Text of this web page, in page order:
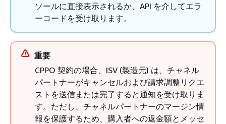
ソールに直接表示されるか、API を介してエラ
ーコードを受け取ります。
重要
CPPO 契約の場合、ISV (製造元) は、チャネル
パートナーがキャンセルおよび請求調整リクエ
ストを送信または完了すると通知を受け取りま
す。ただし、チャネルパートナーのマージン情
報を保護するため、購入者への返金額とメッセ